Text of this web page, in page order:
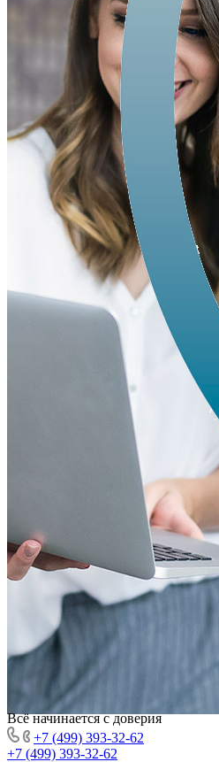
Всё начинается с доверия
+7 (499) 393-32-62
+7 (499) 393-32-62